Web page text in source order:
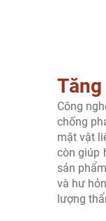
Công
chống
mặt vật
còn giúp
sản
và hư
lượng